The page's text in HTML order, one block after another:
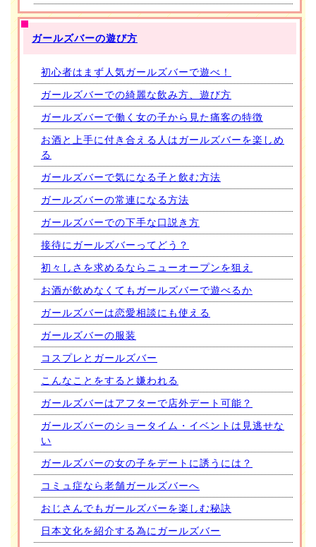
ガールズバーの遊び方
初心者はまず人気ガールズバーで遊べ！
ガールズバーでの綺麗な飲み方、遊び方
ガールズバーで働く女の子から見た痛客の特徴
お酒と上手に付き合える人はガールズバーを楽しめ
る
ガールズバーで気になる子と飲む方法
ガールズバーの常連になる方法
ガールズバーでの下手な口説き方
接待にガールズバーってどう？
初々しさを求めるならニューオープンを狙え
お酒が飲めなくてもガールズバーで遊べるか
ガールズバーは恋愛相談にも使える
ガールズバーの服装
コスプレとガールズバー
こんなことをすると嫌われる
ガールズバーはアフターで店外デート可能？
ガールズバーのショータイム・イベントは見逃せな
い
ガールズバーの女の子をデートに誘うには？
コミュ症なら老舗ガールズバーへ
おじさんでもガールズバーを楽しむ秘訣
日本文化を紹介する為にガールズバー